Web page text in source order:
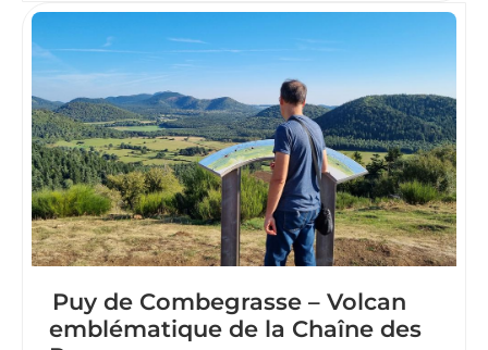
Puy de Combegrasse – Volcan
emblématique de la Chaîne des